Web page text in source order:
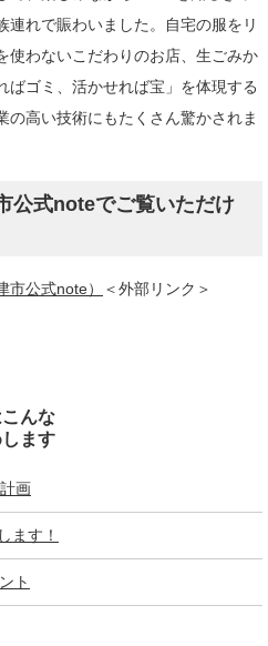
連れで賑わいました。自宅の服をリ
使わないこだわりのお店、生ごみか
ばゴミ、活かせれば宝」を体現する
の高い技術にもたくさん驚かされま
公式noteでご覧いただけ
公式note） ＜外部リンク＞
んな
ます
画
ます！
ト